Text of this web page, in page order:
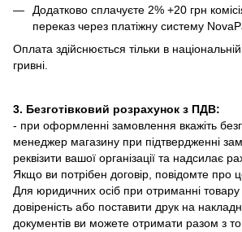
Додатково сплачуєте 2% +20 грн
переказ через платіжну систему
Оплата здійснюється тільки в
гривні.
3. Безготівковий розрахунок з ПДВ:
- при оформленні замовлення вкажіть
менеджер магазину при підтвердженні
реквізити вашої організації та надсилає
Якщо ви потрібен договір, повідомте про
Для юридичних осіб при отриманні товару
довіреність або поставити друк на
документів ви можете отримати разом з